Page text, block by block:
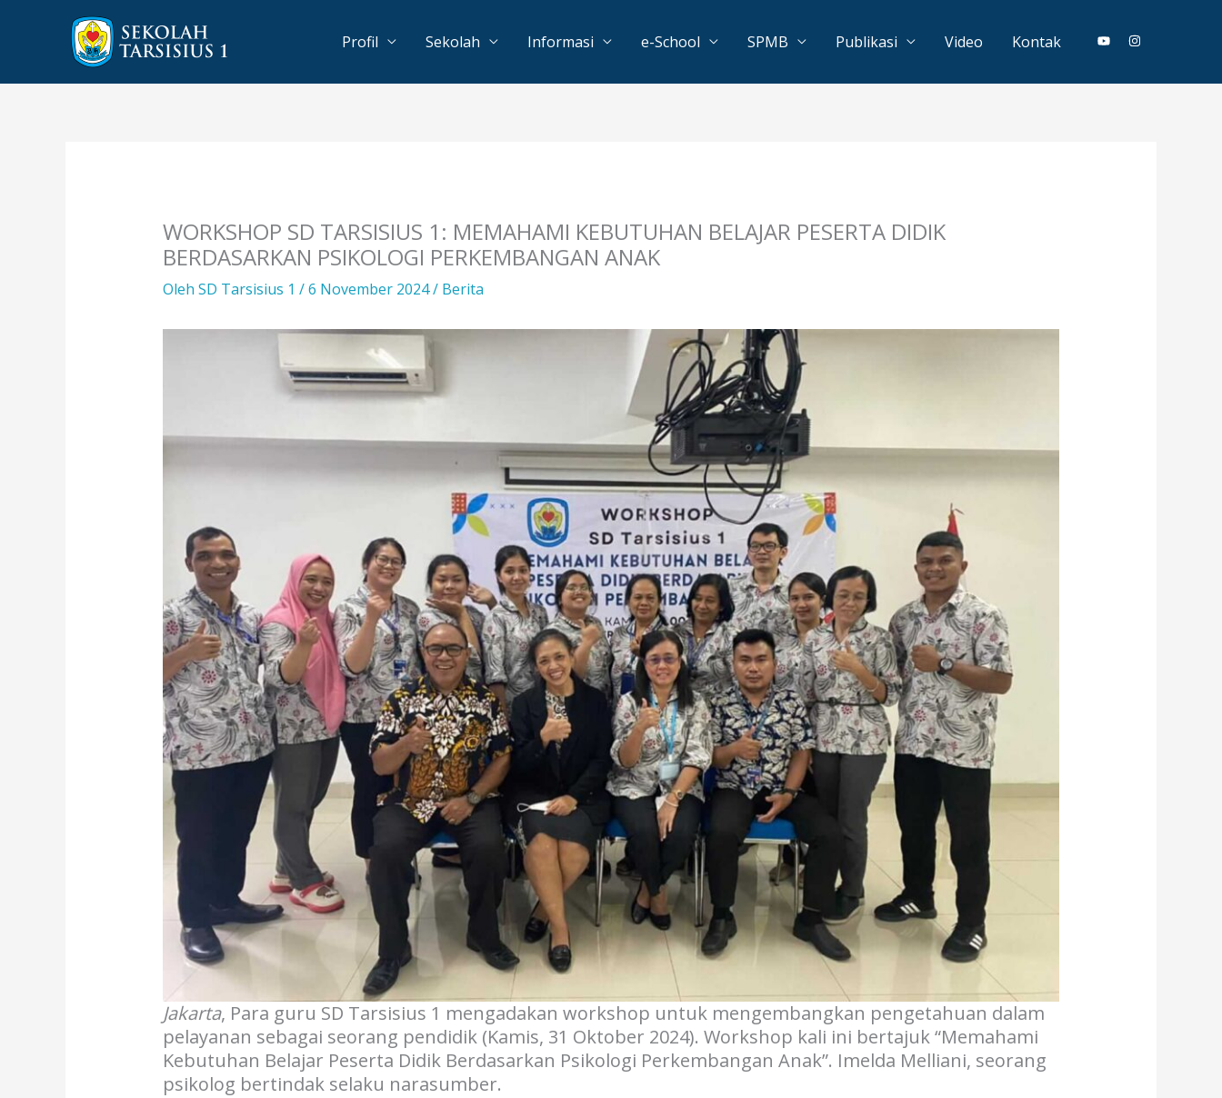
Profil Sekolah Informasi e-School SPMB Publikasi Video Kontak
WORKSHOP SD TARSISIUS 1: MEMAHAMI KEBUTUHAN BELAJAR PESERTA DIDIK
BERDASARKAN PSIKOLOGI PERKEMBANGAN ANAK
Oleh SD Tarsisius 1 /6 November 2024/ Berita
Jakarta, Para guru SD Tarsisius 1 mengadakan workshop untuk mengembangkan pengetahuan dalam
pelayanan sebagai seorang pendidik (Kamis, 31 Oktober 2024). Workshop kali ini bertajuk “Memahami
Kebutuhan Belajar Peserta Didik Berdasarkan Psikologi Perkembangan Anak”. Imelda Melliani, seorang
psikolog bertindak selaku narasumber.